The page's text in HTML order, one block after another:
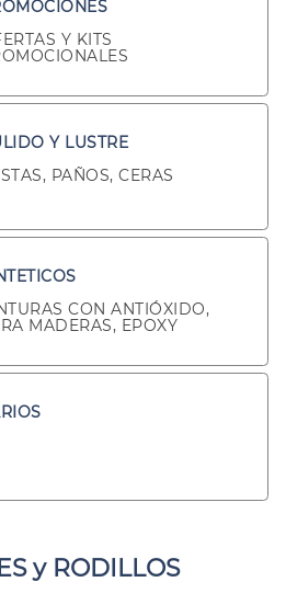
Y KITS
Y LUSTRE
PAÑOS, CERAS
CON ANTIÓXIDO,
MADERAS, EPOXY
y RODILLOS